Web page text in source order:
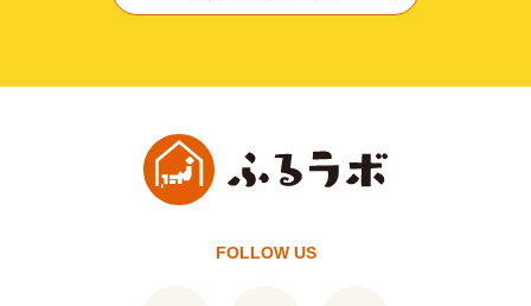
FOLLOW US